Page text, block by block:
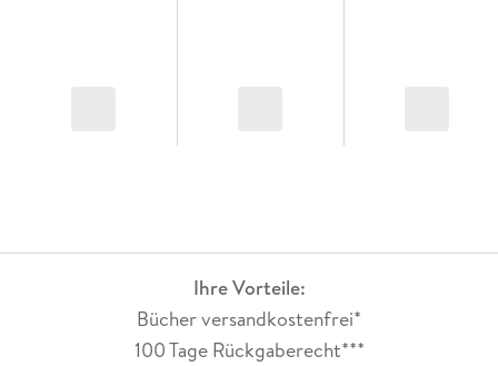
Ihre Vorteile:
Bücher versandkostenfrei*
100 Tage Rückgaberecht***